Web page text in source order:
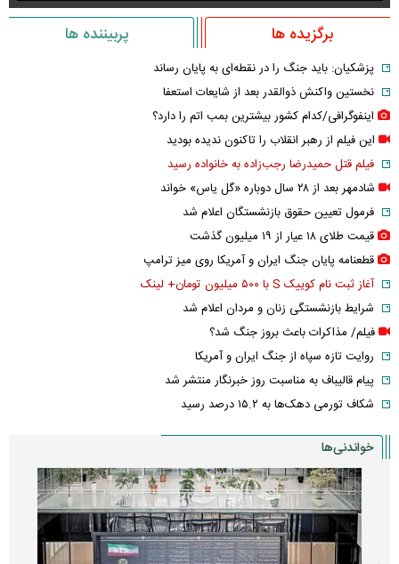
برگزیده ها پربیننده ها
پزشکیان: باید جنگ را در نقطه‌ای به پایان رساند
نخستین واکنش ذوالقدر بعد از شایعات استعفا
اینفوگرافی/کدام کشور بیشترین بمب اتم را دارد؟
این فیلم از رهبر انقلاب را تاکنون ندیده بودید
فیلم قتل حمیدرضا رجب‌زاده به خانواده رسید
شادمهر بعد از ۲۸ سال دوباره «گل یاس» خواند
فرمول تعیین حقوق بازنشستگان اعلام شد
قیمت طلای ۱۸ عیار از ۱۹ میلیون گذشت
قطعنامه پایان جنگ ایران و آمریکا روی میز ترامپ
آغاز ثبت نام کوییک S با ۵۰۰ میلیون تومان+ لینک
شرایط بازنشستگی زنان و مردان اعلام شد
فیلم/ مذاکرات باعث بروز جنگ شد؟
روایت تازه سپاه از جنگ ایران و آمریکا
پیام قالیباف به مناسبت روز خبرنگار منتشر شد
شکاف تورمی دهک‌ها به ۱۵.۲ درصد رسید
خواندنی‌ها